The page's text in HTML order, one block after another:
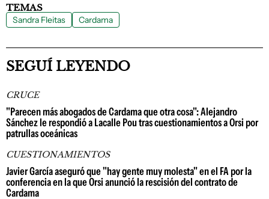
TEMAS
Sandra Fleitas Cardama
SEGUÍ LEYENDO
CRUCE
"Parecen más abogados de Cardama que otra cosa": Alejandro
Sánchez le respondió a Lacalle Pou tras cuestionamientos a Orsi por
patrullas oceánicas
CUESTIONAMIENTOS
Javier García aseguró que "hay gente muy molesta" en el FA por la
conferencia en la que Orsi anunció la rescisión del contrato de
Cardama